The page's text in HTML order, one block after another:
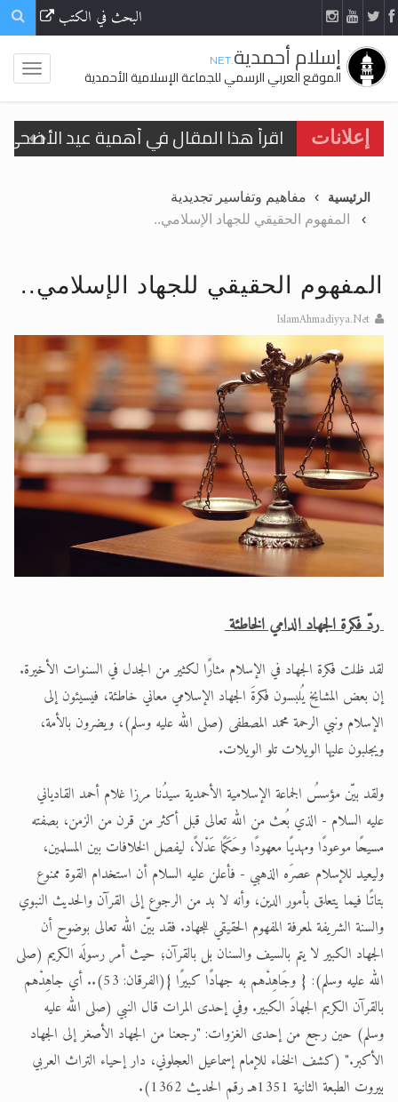
البحث في الكتب
إسلام أحمدية.NET
الموقع العربي الرسمي للجماعة الإسلامية الأحمدية
إعلانات
اقرأ هذا المقال في أهمية عيد
تعميم هامّ لأفراد الجماعة >> المزيد
اقرأ هذا الكتاب وتعرّف على حقيقة
الحجّ.. دلالات، حِكم، وأهداف >> المزيد
اقرأ هذا المقال في أهمية عيد
الرئيسية
مفاهيم وتفاسير تجديدية
المفهوم الحقيقي للجهاد الإسلامي..
المفهوم الحقيقي للجهاد الإسلامي..
IslamAhmadiyya.Net
ردّ فكرة الجهاد الدامي الخاطئة
لقد ظلت فكرة الجهاد في الإسلام مثارًا لكثير من الجدل في السنوات الأخيرة.
إن بعض المشايخ يُلبسون فكرةَ الجهاد الإسلامي معاني خاطئة، فيسيئون إلى
الإسلام ونبي الرحمة محمد المصطفى (صلى الله عليه وسلم)، ويضرون بالأمة،
ويجلبون عليها الويلات تلو الويلات.
ولقد بيّن مؤسسُ الجماعة الإسلامية الأحمدية سيدُنا مرزا غلام أحمد القادياني
عليه السلام - الذي بُعث من الله تعالى قبل أكثر من قرن من الزمن، بصفته
مسيحًا موعودًا ومهديًا معهودًا وحَكَمًا عَدْلاً، ليفصل الخلافات بين المسلمين،
وليعيد للإسلام عصرَه الذهبي - فأعلن عليه السلام أن استخدام القوة ممنوع
بتاتًا فيما يتعلق بأمور الدين، وأنه لا بد من الرجوع إلى القرآن والحديث النبوي
والسنة الشريفة لمعرفة المفهوم الحقيقي للجهاد. فقد بيّن الله تعالى بوضوح أن
الجهاد الكبير لا يتم بالسيف والسنان بل بالقرآن؛ حيث أمر رسولَه الكريم (صلى
الله عليه وسلم): { وجَاهِدْهم به جهادًا كبيرًا }(الفرقان: 53).. أي جاهِدْهم
بالقرآن الكريم الجهادَ الكبير. وفي إحدى المرات قال النبي (صلى الله عليه
وسلم) حين رجع من إحدى الغزوات: "رجعنا من الجهاد الأصغر إلى الجهاد
الأكبر." (كشف الخفاء للإمام إسماعيل العجلوني، دار إحياء التراث العربي
بيروت الطبعة الثانية 1351هـ رقم الحديث 1362).